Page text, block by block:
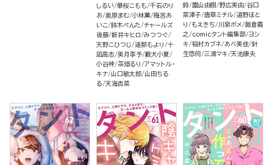
しるい 華桜こもも 千石のり
お 奥原まむ 小林薫 梅宮あ
いこ 鈴木ぺんた チャールズ
後藤 新井キヒロ みつつぐ
天野こひつじ 遥那もより
十
凪高志 美月李予 藪犬小夏
小谷梓 茶畑るり
アマットル・
キナ 山口敏太郎 山田ちる
る 天海杏菜
鈴 園山由樹 野広実由 谷口
菜津子 唐草ミチル 道野ほと
り
もえきち 川泉ポメ 飯倉義
之
comicタント編集部 ヨシ
キ 稲村カブネ あべ美佳 針
生悠伺 三浦マキ 天池康夫